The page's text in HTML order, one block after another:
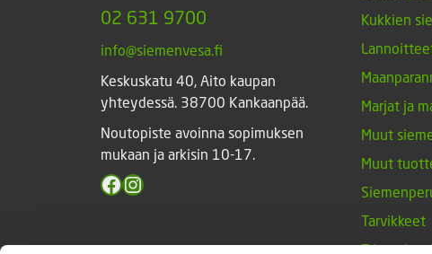
02 631 9700
info@siemenvesa.fi
Keskuskatu 40, Aito kaupan
yhteydessä. 38700 Kankaanpää.
Noutopiste avoinna sopimuksen
mukaan ja arkisin 10-17.
Facebook
Instagram
Kukkien
Marjat ja
Muut
Muut
Tarvikkeet
Triumph-